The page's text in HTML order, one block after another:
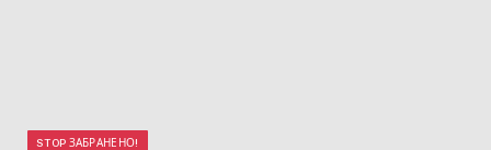
STOP ЗАБРАНЕНО!